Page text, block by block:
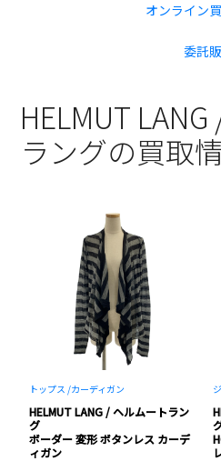
オンライン
委託
HELMUT
ラングの買取
トップス /カーディガン
HELMUT LANG / ヘルムートラン
グ
ボーダー 変形 ボタンレス カーデ
ィガン